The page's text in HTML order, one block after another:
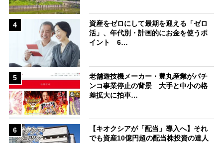
4
資産をゼロにして最期を迎える「ゼロ
活」、年代別・計画的にお金を使うポ
イント 6…
5
老舗遊技機メーカー・豊丸産業がパチ
ンコ事業停止の背景 大手と中小の格
差拡大に拍車…
6
【キオクシアが「配当」導入へ】それ
でも資産10億円超の配当株投資の達人